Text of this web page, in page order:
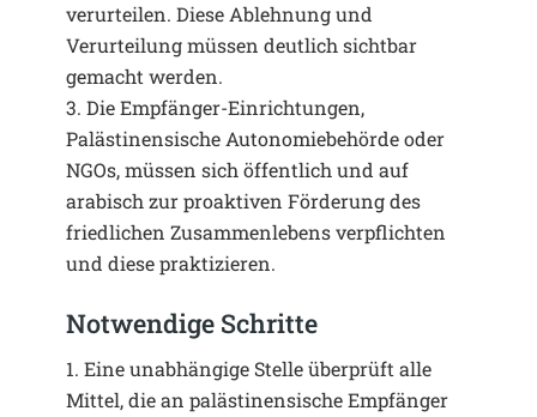
verurteilen. Diese Ablehnung und
Verurteilung müssen deutlich sichtbar
gemacht werden.
3. Die Empfänger-Einrichtungen,
Palästinensische Autonomiebehörde oder
NGOs, müssen sich öffentlich und auf
arabisch zur proaktiven Förderung des
friedlichen Zusammenlebens verpflichten
und diese praktizieren.
Notwendige Schritte
1. Eine unabhängige Stelle überprüft alle
Mittel, die an palästinensische Empfänger